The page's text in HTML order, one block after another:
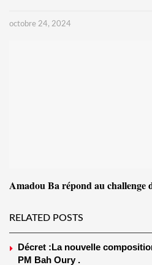
octobre 24, 2024
Amadou Ba répond au challenge
RELATED POSTS
Décret :La nouvelle
PM Bah Oury .